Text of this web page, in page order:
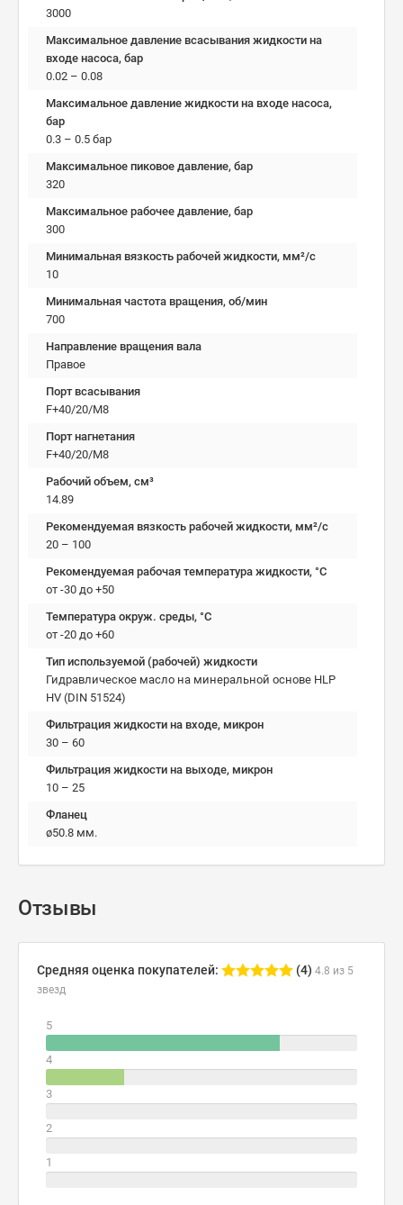
3000
Максимальное давление всасывания жидкости на
входе насоса, бар
0.02 – 0.08
Максимальное давление жидкости на входе насоса,
бар
0.3 – 0.5 бар
Максимальное пиковое давление, бар
320
Максимальное рабочее давление, бар
300
Минимальная вязкость рабочей жидкости, мм²/c
10
Минимальная частота вращения, об/мин
700
Направление вращения вала
Правое
Порт всасывания
F+40/20/M8
Порт нагнетания
F+40/20/M8
Рабочий объем, см³
14.89
Рекомендуемая вязкость рабочей жидкости, мм²/с
20 – 100
Рекомендуемая рабочая температура жидкости, °C
от -30 до +50
Температура окруж. среды, °C
от -20 до +60
Тип используемой (рабочей) жидкости
Гидравлическое масло на минеральной основе HLP
HV (DIN 51524)
Фильтрация жидкости на входе, микрон
30 – 60
Фильтрация жидкости на выходе, микрон
10 – 25
Фланец
ø50.8 мм.
Отзывы
Средняя оценка покупателей: (4) 4.8 из 5
звезд
5
4
3
2
1